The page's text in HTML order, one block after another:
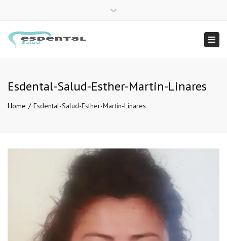
958 222 949
Esdental-Salud-Esther-Martin-Linares
Home Esdental-Salud-Esther-Martin-Linares